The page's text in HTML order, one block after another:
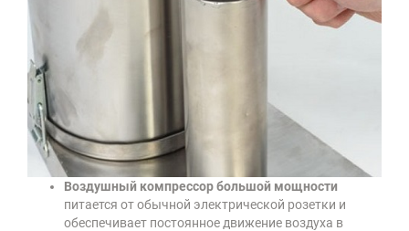
Воздушный компрессор большой мощности
питается от обычной электрической розетки и
обеспечивает постоянное движение воздуха в